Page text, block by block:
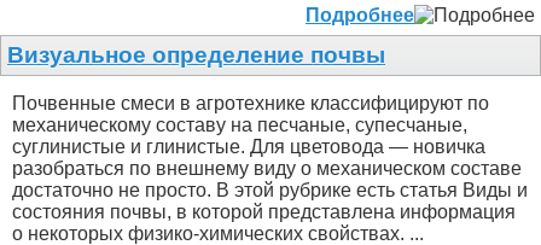
Подробнее
Визуальное определение почвы
Почвенные смеси в агротехнике классифицируют по
механическому составу на песчаные, супесчаные,
суглинистые и глинистые. Для цветовода — новичка
разобраться по внешнему виду о механическом составе
достаточно не просто. В этой рубрике есть статья Виды и
состояния почвы, в которой представлена информация
о некоторых физико-химических свойствах. ...